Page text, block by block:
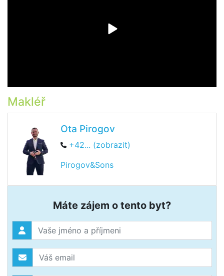
Makléř
Ota Pirogov
+42... (zobrazit)
Pirogov&Sons
Máte zájem o tento byt?